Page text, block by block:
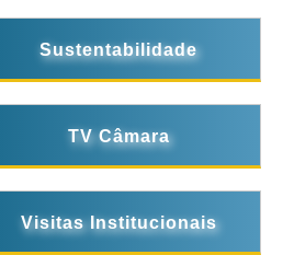
Sustentabilidade
TV Câmara
Visitas Institucionais